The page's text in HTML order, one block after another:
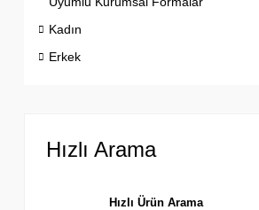
Kadın
Erkek
Hızlı Arama
Hızlı Ürün Arama